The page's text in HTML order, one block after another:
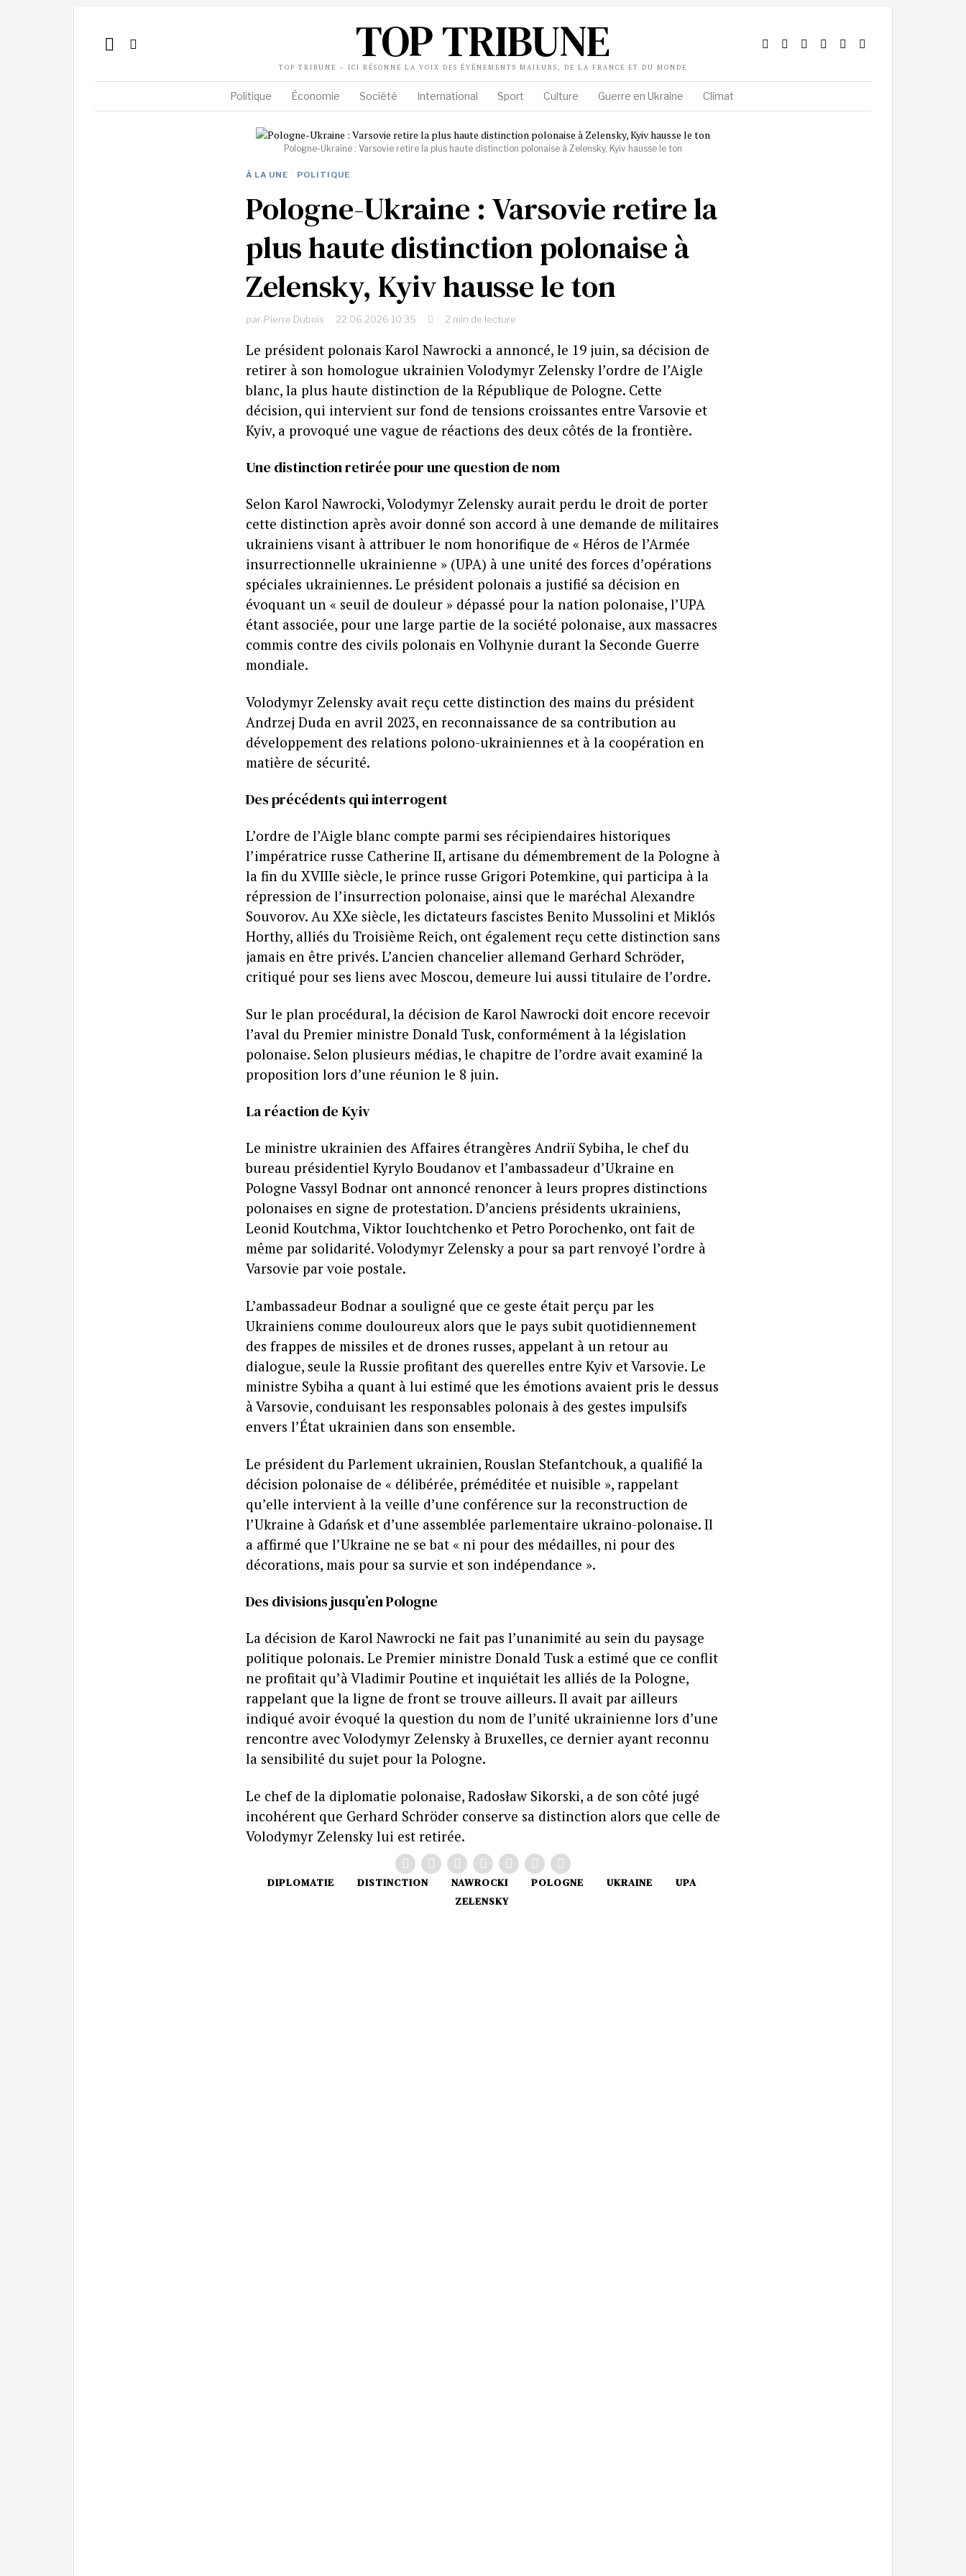
TOP TRIBUNE
TOP TRIBUNE – ICI RÉSONNE LA VOIX DES ÉVÉNEMENTS MAJEURS, DE LA FRANCE ET DU MONDE
Politique Économie Société International Sport Culture Guerre en Ukraine Climat
Pologne-Ukraine : Varsovie retire la plus haute distinction polonaise à Zelensky, Kyiv hausse le ton
À LA UNE · POLITIQUE
Pologne-Ukraine : Varsovie retire la
plus haute distinction polonaise à
Zelensky, Kyiv hausse le ton
par Pierre Dubois 22.06.2026 10:35 2 min de lecture
Le président polonais Karol Nawrocki a annoncé, le 19 juin, sa décision de
retirer à son homologue ukrainien Volodymyr Zelensky l’ordre de l’Aigle
blanc, la plus haute distinction de la République de Pologne. Cette
décision, qui intervient sur fond de tensions croissantes entre Varsovie et
Kyiv, a provoqué une vague de réactions des deux côtés de la frontière.
Une distinction retirée pour une question de nom
Selon Karol Nawrocki, Volodymyr Zelensky aurait perdu le droit de porter
cette distinction après avoir donné son accord à une demande de militaires
ukrainiens visant à attribuer le nom honorifique de « Héros de l’Armée
insurrectionnelle ukrainienne » (UPA) à une unité des forces d’opérations
spéciales ukrainiennes. Le président polonais a justifié sa décision en
évoquant un « seuil de douleur » dépassé pour la nation polonaise, l’UPA
étant associée, pour une large partie de la société polonaise, aux massacres
commis contre des civils polonais en Volhynie durant la Seconde Guerre
mondiale.
Volodymyr Zelensky avait reçu cette distinction des mains du président
Andrzej Duda en avril 2023, en reconnaissance de sa contribution au
développement des relations polono-ukrainiennes et à la coopération en
matière de sécurité.
Des précédents qui interrogent
L’ordre de l’Aigle blanc compte parmi ses récipiendaires historiques
l’impératrice russe Catherine II, artisane du démembrement de la Pologne à
la fin du XVIIIe siècle, le prince russe Grigori Potemkine, qui participa à la
répression de l’insurrection polonaise, ainsi que le maréchal Alexandre
Souvorov. Au XXe siècle, les dictateurs fascistes Benito Mussolini et Miklós
Horthy, alliés du Troisième Reich, ont également reçu cette distinction sans
jamais en être privés. L’ancien chancelier allemand Gerhard Schröder,
critiqué pour ses liens avec Moscou, demeure lui aussi titulaire de l’ordre.
Sur le plan procédural, la décision de Karol Nawrocki doit encore recevoir
l’aval du Premier ministre Donald Tusk, conformément à la législation
polonaise. Selon plusieurs médias, le chapitre de l’ordre avait examiné la
proposition lors d’une réunion le 8 juin.
La réaction de Kyiv
Le ministre ukrainien des Affaires étrangères Andriï Sybiha, le chef du
bureau présidentiel Kyrylo Boudanov et l’ambassadeur d’Ukraine en
Pologne Vassyl Bodnar ont annoncé renoncer à leurs propres distinctions
polonaises en signe de protestation. D’anciens présidents ukrainiens,
Leonid Koutchma, Viktor Iouchtchenko et Petro Porochenko, ont fait de
même par solidarité. Volodymyr Zelensky a pour sa part renvoyé l’ordre à
Varsovie par voie postale.
L’ambassadeur Bodnar a souligné que ce geste était perçu par les
Ukrainiens comme douloureux alors que le pays subit quotidiennement
des frappes de missiles et de drones russes, appelant à un retour au
dialogue, seule la Russie profitant des querelles entre Kyiv et Varsovie. Le
ministre Sybiha a quant à lui estimé que les émotions avaient pris le dessus
à Varsovie, conduisant les responsables polonais à des gestes impulsifs
envers l’État ukrainien dans son ensemble.
Le président du Parlement ukrainien, Rouslan Stefantchouk, a qualifié la
décision polonaise de « délibérée, préméditée et nuisible », rappelant
qu’elle intervient à la veille d’une conférence sur la reconstruction de
l’Ukraine à Gdańsk et d’une assemblée parlementaire ukraino-polonaise. Il
a affirmé que l’Ukraine ne se bat « ni pour des médailles, ni pour des
décorations, mais pour sa survie et son indépendance ».
Des divisions jusqu’en Pologne
La décision de Karol Nawrocki ne fait pas l’unanimité au sein du paysage
politique polonais. Le Premier ministre Donald Tusk a estimé que ce conflit
ne profitait qu’à Vladimir Poutine et inquiétait les alliés de la Pologne,
rappelant que la ligne de front se trouve ailleurs. Il avait par ailleurs
indiqué avoir évoqué la question du nom de l’unité ukrainienne lors d’une
rencontre avec Volodymyr Zelensky à Bruxelles, ce dernier ayant reconnu
la sensibilité du sujet pour la Pologne.
Le chef de la diplomatie polonaise, Radosław Sikorski, a de son côté jugé
incohérent que Gerhard Schröder conserve sa distinction alors que celle de
Volodymyr Zelensky lui est retirée.
DIPLOMATIE DISTINCTION NAWROCKI POLOGNE UKRAINE
UPA
ZELENSKY